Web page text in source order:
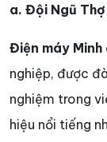
a. Đội Ngũ
Điện máy Minh
nghiệp, được
nghiệm trong
hiệu nổi tiếng